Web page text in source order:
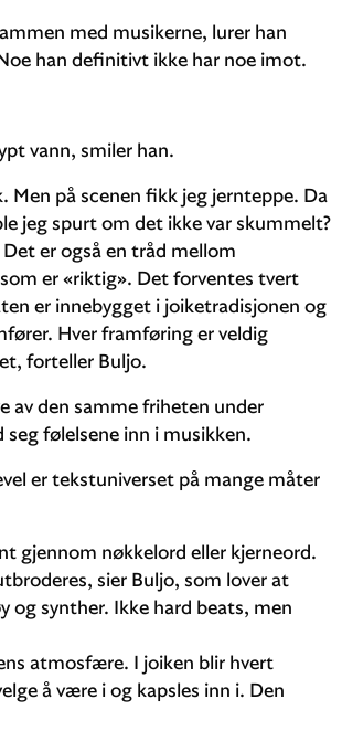
med musikerne, lurer han
han definitivt ikke har noe imot.
vann, smiler han.
Men på scenen fikk jeg jernteppe. Da
jeg spurt om det ikke var skummelt?
er også en tråd mellom
er «riktig». Det forventes tvert
er innebygget i joiketradisjonen og
Hver framføring er veldig
forteller Buljo.
av den samme friheten under
følelsene inn i musikken.
er tekstuniverset på mange måter
gjennom nøkkelord eller kjerneord.
sier Buljo, som lover at
og synther. Ikke hard beats, men
atmosfære. I joiken blir hvert
å være i og kapsles inn i. Den